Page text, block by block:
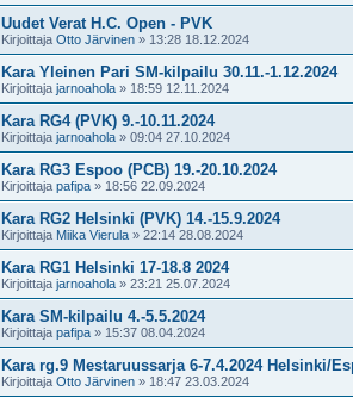
Uudet Verat H.C. Open - PVK
Kirjoittaja Otto Järvinen » 13:28 18.12.2024
Kara Yleinen Pari SM-kilpailu 30.11.-1.12.2024
Kirjoittaja jarnoahola » 18:59 12.11.2024
Kara RG4 (PVK) 9.-10.11.2024
Kirjoittaja jarnoahola » 09:04 27.10.2024
Kara RG3 Espoo (PCB) 19.-20.10.2024
Kirjoittaja pafipa » 18:56 22.09.2024
Kara RG2 Helsinki (PVK) 14.-15.9.2024
Kirjoittaja Miika Vierula » 22:14 28.08.2024
Kara RG1 Helsinki 17-18.8 2024
Kirjoittaja jarnoahola » 23:21 25.07.2024
Kara SM-kilpailu 4.-5.5.2024
Kirjoittaja pafipa » 15:37 08.04.2024
Kara rg.9 Mestaruussarja 6-7.4.2024 Helsinki/
Kirjoittaja Otto Järvinen » 18:47 23.03.2024